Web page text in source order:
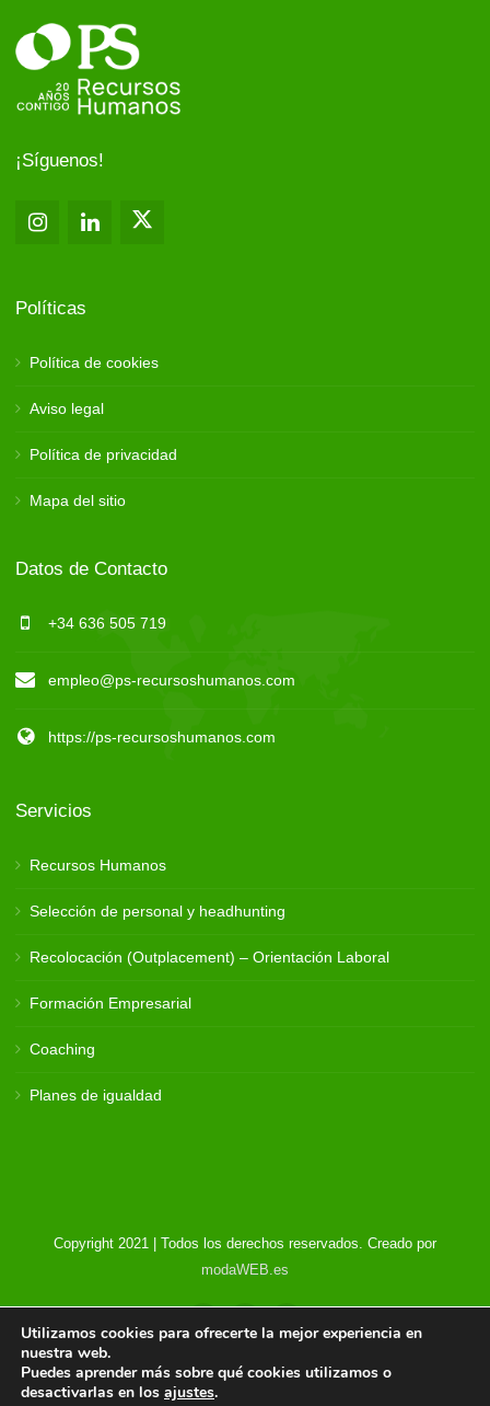
¡Síguenos!
Políticas
Política de cookies
Aviso legal
Política de privacidad
Mapa del sitio
Datos de Contacto
+34 636 505 719
empleo@ps-recursoshumanos.com
https://ps-recursoshumanos.com
Servicios
Recursos Humanos
Selección de personal y headhunting
Recolocación (Outplacement) – Orientación Laboral
Formación Empresarial
Coaching
Planes de igualdad
Copyright 2021 | Todos los derechos reservados. Creado por
modaWEB.es
Utilizamos cookies para ofrecerte la mejor experiencia en
nuestra web.
Puedes aprender más sobre qué cookies utilizamos o
desactivarlas en los ajustes.